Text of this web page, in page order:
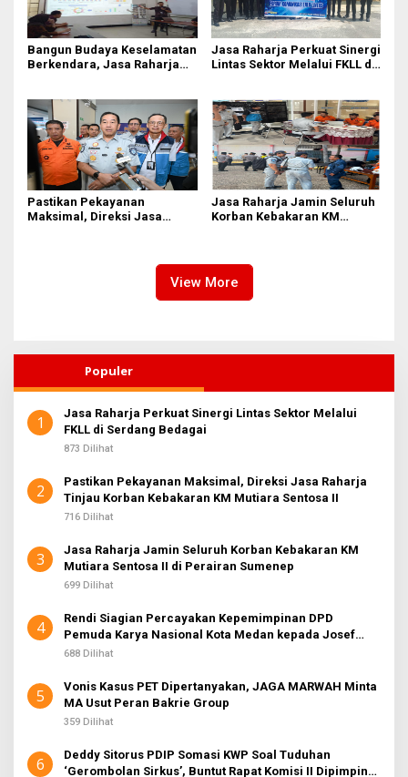
Bangun Budaya Keselamatan
Berkendara, Jasa Raharja
Jasa Raharja Perkuat Sinergi
Lintas Sektor Melalui FKLL di
Pastikan Pekayanan
Maksimal, Direksi Jasa
Jasa Raharja Jamin Seluruh
Korban Kebakaran KM
View More
Populer
1
Jasa Raharja Perkuat Sinergi Lintas Sektor Melalui
FKLL di Serdang Bedagai
873 Dilihat
2
Pastikan Pekayanan Maksimal, Direksi Jasa Raharja
Tinjau Korban Kebakaran KM Mutiara Sentosa II
716 Dilihat
3
Jasa Raharja Jamin Seluruh Korban Kebakaran KM
Mutiara Sentosa II di Perairan Sumenep
699 Dilihat
4
Rendi Siagian Percayakan Kepemimpinan DPD
Pemuda Karya Nasional Kota Medan kepada Josef
Sembiring
688 Dilihat
5
Vonis Kasus PET Dipertanyakan, JAGA MARWAH Minta
MA Usut Peran Bakrie Group
359 Dilihat
6
Deddy Sitorus PDIP Somasi KWP Soal Tuduhan
‘Gerombolan Sirkus’, Buntut Rapat Komisi II Dipimpin